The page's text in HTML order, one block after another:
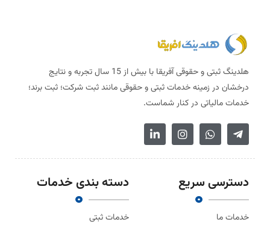
هلدینگ ثبتی و حقوقی آفریقا با بیش از 15 سال تجربه و نتایج
درخشان در زمینه خدمات ثبتی و حقوقی مانند ثبت شرکت؛ ثبت برند؛
خدمات مالیاتی در کنار شماست.
دسترسی سریع
خدمات ما
دسته بندی خدمات
خدمات ثبتی